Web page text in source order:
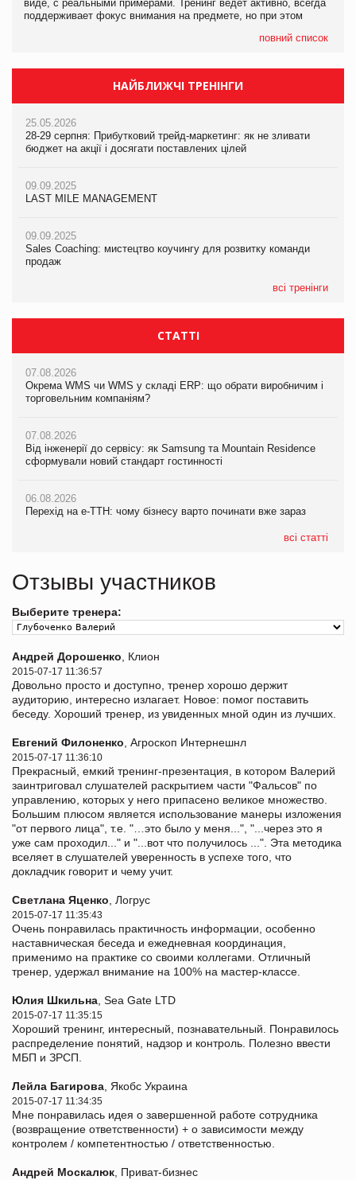
виде, с реальными примерами. Тренинг ведет активно, всегда
поддерживает фокус внимания на предмете, но при этом
повний список
НАЙБЛИЖЧІ ТРЕНІНГИ
25.05.2026
28-29 серпня: Прибутковий трейд-маркетинг: як не зливати
бюджет на акції і досягати поставлених цілей
09.09.2025
LAST MILE MANAGEMENT
09.09.2025
Sales Coaching: мистецтво коучингу для розвитку команди
продаж
всі тренінги
СТАТТІ
07.08.2026
Окрема WMS чи WMS у складі ERP: що обрати виробничим і
торговельним компаніям?
07.08.2026
Від інженерії до сервісу: як Samsung та Mountain Residence
сформували новий стандарт гостинності
06.08.2026
Перехід на е-ТТН: чому бізнесу варто починати вже зараз
всі статті
Отзывы участников
Выберите тренера:
Андрей Дорошенко , Клион
2015-07-17 11:36:57
Довольно просто и доступно, тренер хорошо держит
аудиторию, интересно излагает. Новое: помог поставить
беседу. Хороший тренер, из увиденных мной один из лучших.
Евгений Филоненко , Агроскоп Интернешнл
2015-07-17 11:36:10
Прекрасный, емкий тренинг-презентация, в котором Валерий
заинтриговал слушателей раскрытием части "Фальсов" по
управлению, которых у него припасено великое множество.
Большим плюсом является использование манеры изложения
"от первого лица", т.е. "…это было у меня...", "...через это я
уже сам проходил..." и "...вот что получилось ...". Эта методика
вселяет в слушателей уверенность в успехе того, что
докладчик говорит и чему учит.
Светлана Яценко , Логрус
2015-07-17 11:35:43
Очень понравилась практичность информации, особенно
наставническая беседа и ежедневная координация,
применимо на практике со своими коллегами. Отличный
тренер, удержал внимание на 100% на мастер-классе.
Юлия Шкильна , Sea Gate LTD
2015-07-17 11:35:15
Хороший тренинг, интересный, познавательный. Понравилось
распределение понятий, надзор и контроль. Полезно ввести
МБП и ЗРСП.
Лейла Багирова , Якобс Украина
2015-07-17 11:34:35
Мне понравилась идея о завершенной работе сотрудника
(возвращение ответственности) + о зависимости между
контролем / компетентностью / ответственностью.
Андрей Москалюк , Приват-бизнес